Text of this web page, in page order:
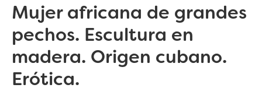
Mujer africana de grandes
pechos. Escultura en
madera. Origen cubano.
Erótica.